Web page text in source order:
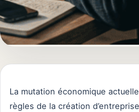
La mutation économique
règles de la création